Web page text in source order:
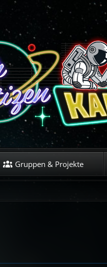
Gruppen & Projekte